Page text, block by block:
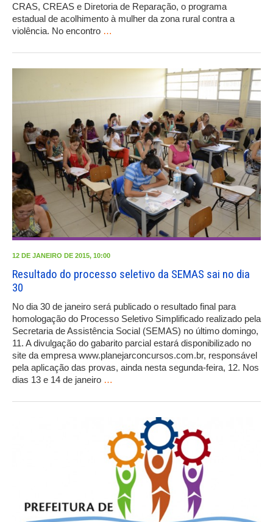
CRAS, CREAS e Diretoria de Reparação, o programa
estadual de acolhimento à mulher da zona rural contra a
violência. No encontro …
12 DE JANEIRO DE 2015, 10:00
Resultado do processo seletivo da SEMAS sai no dia
30
No dia 30 de janeiro será publicado o resultado final para
homologação do Processo Seletivo Simplificado realizado pela
Secretaria de Assistência Social (SEMAS) no último domingo,
11. A divulgação do gabarito parcial estará disponibilizado no
site da empresa www.planejarconcursos.com.br, responsável
pela aplicação das provas, ainda nesta segunda-feira, 12. Nos
dias 13 e 14 de janeiro …